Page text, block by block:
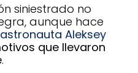
siniestrado no
aunque hace
Aleksey
que llevaron
.